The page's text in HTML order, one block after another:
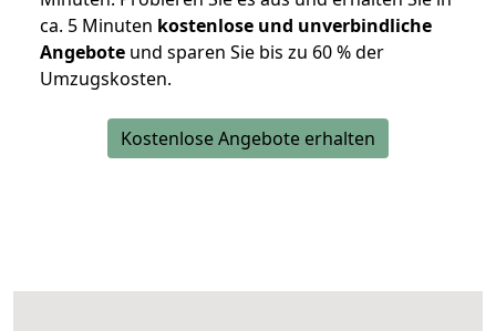
ca. 5 Minuten kostenlose und unverbindliche
Angebote und sparen Sie bis zu 60 % der
Umzugskosten.
Kostenlose Angebote erhalten